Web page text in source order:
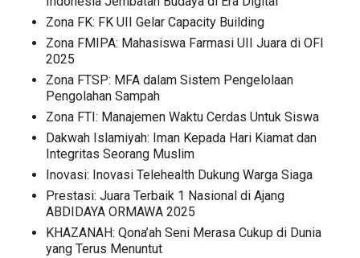
Zona FK: FK UII Gelar Capacity Building
Zona FMIPA: Mahasiswa Farmasi UII Juara di OFI
2025
Zona FTSP: MFA dalam Sistem Pengelolaan
Pengolahan Sampah
Zona FTI: Manajemen Waktu Cerdas Untuk Siswa
Dakwah Islamiyah: Iman Kepada Hari Kiamat dan
Integritas Seorang Muslim
Inovasi: Inovasi Telehealth Dukung Warga Siaga
Prestasi: Juara Terbaik 1 Nasional di Ajang
ABDIDAYA ORMAWA 2025
KHAZANAH: Qona’ah Seni Merasa Cukup di Dunia
yang Terus Menuntut